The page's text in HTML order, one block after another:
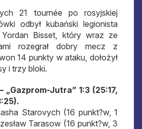
21 tournée po rosyjskiej
odbył kubański legionista
Yordan Bisset, który wraz ze
rozegrał dobry mecz z
14 punkty w ataku, dołożył
i trzy bloki.
„Gazprom-Jutra” 1:3 (25:17,
Starovych (16 punkt?w, 1
Tarasow (16 punkt?w, 3